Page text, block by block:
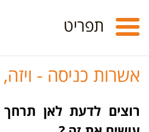
Toggle
navigation
תפריט
אשרות כניסה -
רוצים לדעת לאן